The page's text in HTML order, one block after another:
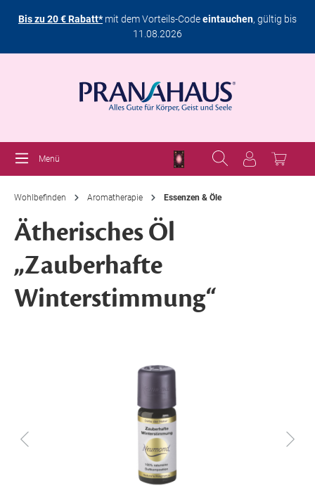
Bis zu 20 € Rabatt*mit dem Vorteils-Codeeintauchen, gültig bis
11.08.2026
Menü
Wohlbefinden Aromatherapie Essenzen & Öle
Ätherisches Öl
„Zauberhafte
Winterstimmung“